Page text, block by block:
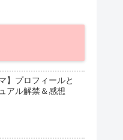
】プロフィールと
アル解禁＆感想